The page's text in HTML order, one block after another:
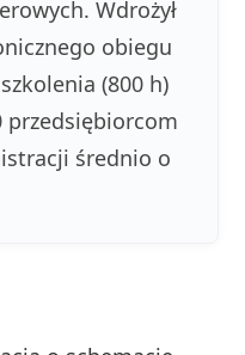
Wdrożył
obiegu
(800 h)
przedsiębiorcom
średnio o